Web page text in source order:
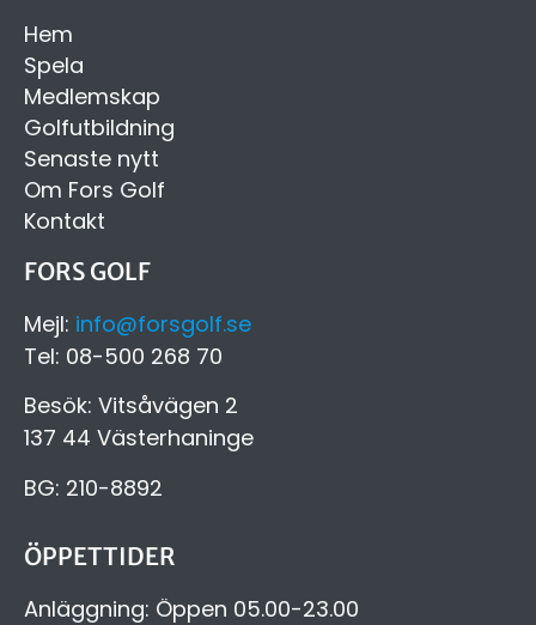
Hem
Spela
Medlemskap
Golfutbildning
Senaste nytt
Om Fors Golf
Kontakt
FORS GOLF
Mejl: info@forsgolf.se
Tel: 08-500 268 70
Besök: Vitsåvägen 2
137 44 Västerhaninge
BG: 210-8892
ÖPPETTIDER
Anläggning: Öppen 05.00-23.00